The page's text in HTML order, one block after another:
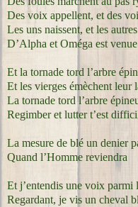
Des voix appellent, et des
Les uns naissent, et les
D’Alpha et Oméga est
Et la tornade tord l’arbre
Et les vierges émèchent leur
La tornade tord l’arbre
Regimber et lutter t’est
La mesure de blé un denier
Quand l’Homme reviendra
Et j’entendis une voix parmi
Regardant, je vis un cheval